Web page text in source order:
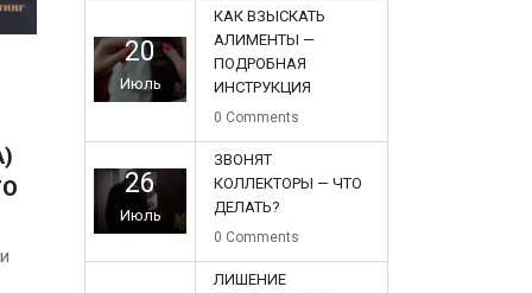
20
Июль
КАК ВЗЫСКАТЬ
АЛИМЕНТЫ —
ПОДРОБНАЯ
ИНСТРУКЦИЯ
0 Comments
26
Июль
ЗВОНЯТ
КОЛЛЕКТОРЫ — ЧТО
ДЕЛАТЬ?
0 Comments
ЛИШЕНИЕ